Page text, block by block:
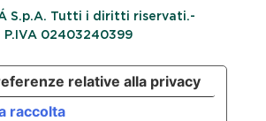
S.p.A. Tutti i diritti riservati.-
P.IVA 02403240399
raccolta
relative alla privacy